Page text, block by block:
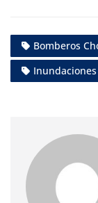
Bomberos